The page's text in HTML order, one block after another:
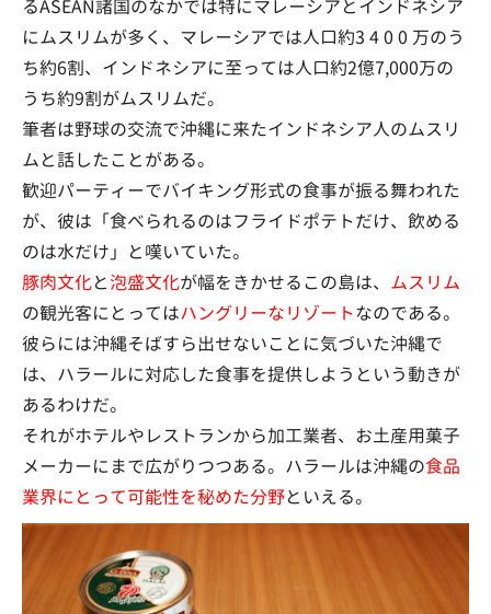
るASEAN諸国のなかでは特にマレーシアとインドネシア
にムスリムが多く、マレーシアでは人口約3 4 0 0 万のう
ち約6割、インドネシアに至っては人口約2億7,000万の
うち約9割がムスリムだ。
筆者は野球の交流で沖縄に来たインドネシア人のムスリ
ムと話したことがある。
歓迎パーティーでバイキング形式の食事が振る舞われた
が、彼は「食べられるのはフライドポテトだけ、飲める
のは水だけ」と嘆いていた。
豚肉文化と泡盛文化が幅をきかせるこの島は、 ムスリム
の観光客にとってはハングリーなリゾートなのである。
彼らには沖縄そばすら出せないことに気づいた沖縄で
は、ハラールに対応した食事を提供しようという動きが
あるわけだ。
それがホテルやレストランから加工業者、お土産用菓子
メーカーにまで広がりつつある。ハラールは沖縄の食品
業界にとって可能性を秘めた分野といえる。